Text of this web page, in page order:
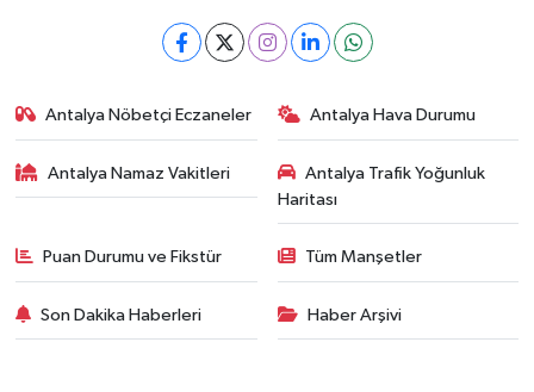
Antalya Nöbetçi Eczaneler Antalya Hava Durumu
Antalya Namaz Vakitleri
Antalya Trafik Yoğunluk
Haritası
Puan Durumu ve Fikstür Tüm Manşetler
Son Dakika Haberleri Haber Arşivi